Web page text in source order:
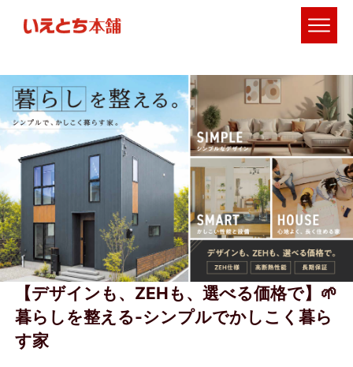
【デザインも、ZEHも、選べる価格で】🌱
暮らしを整える-シンプルでかしこく暮ら
す家